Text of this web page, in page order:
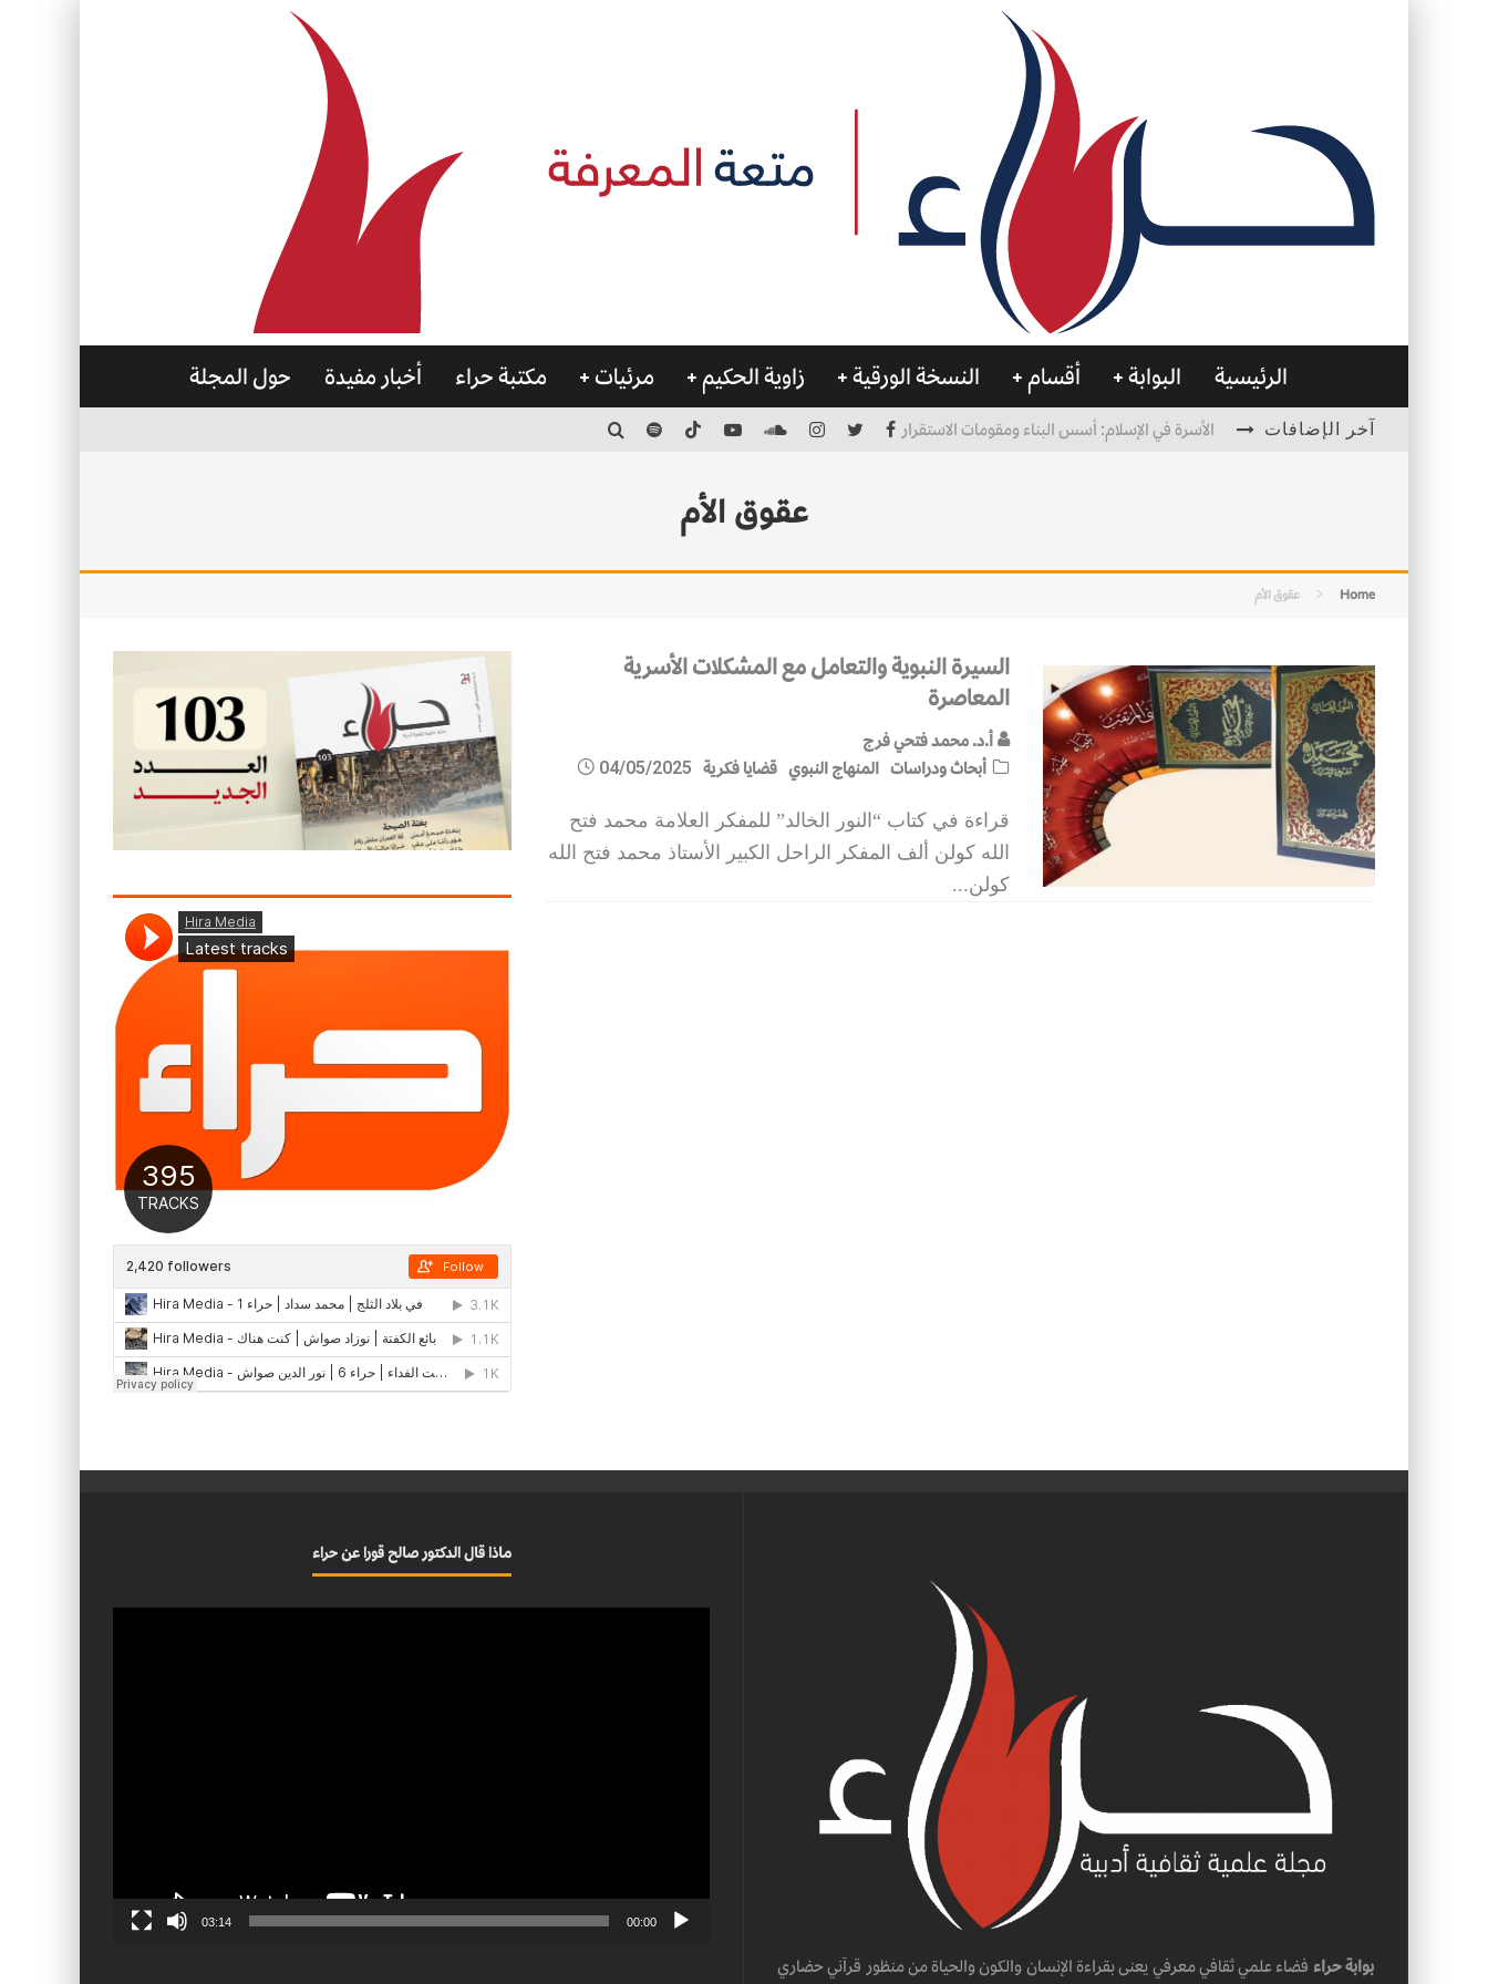
الرئيسية البوابة أقسام النسخة الورقية زاوية الحكيم مرئيات مكتبة حراء أخبار مفيدة حول المجلة
آخر الإضافات الأسرة في الإسلام: أسس البناء ومقومات الاستقرار
عقوق الأم
Home عقوق الأم
السيرة النبوية والتعامل مع المشكلات الأسرية
المعاصرة
أ.د. محمد فتحي فرج
أبحاث ودراسات المنهاج النبوي قضايا فكرية 04/05/2025
قراءة في كتاب “النور الخالد” للمفكر العلامة محمد فتح
الله كولن ألف المفكر الراحل الكبير الأستاذ محمد فتح الله
كولن...
بوابة حراء فضاء علمي ثقافي معرفي يعنى بقراءة الإنسان والكون والحياة من منظور قرآني حضاري
ماذا قال الدكتور صالح قورا عن حراء
00:00
03:14